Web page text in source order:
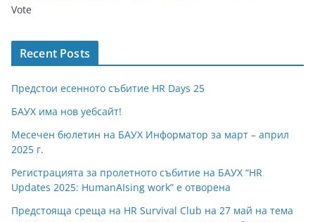
Vote
Recent Posts
Предстои есенното събитие HR Days 25
БАУХ има нов уебсайт!
Месечен бюлетин на БАУХ Информатор за март – април
2025 г.
Регистрацията за пролетното събитие на БАУХ “HR
Updates 2025: HumanAIsing work” е отворена
Предстояща среща на HR Survival Club на 27 май на тема